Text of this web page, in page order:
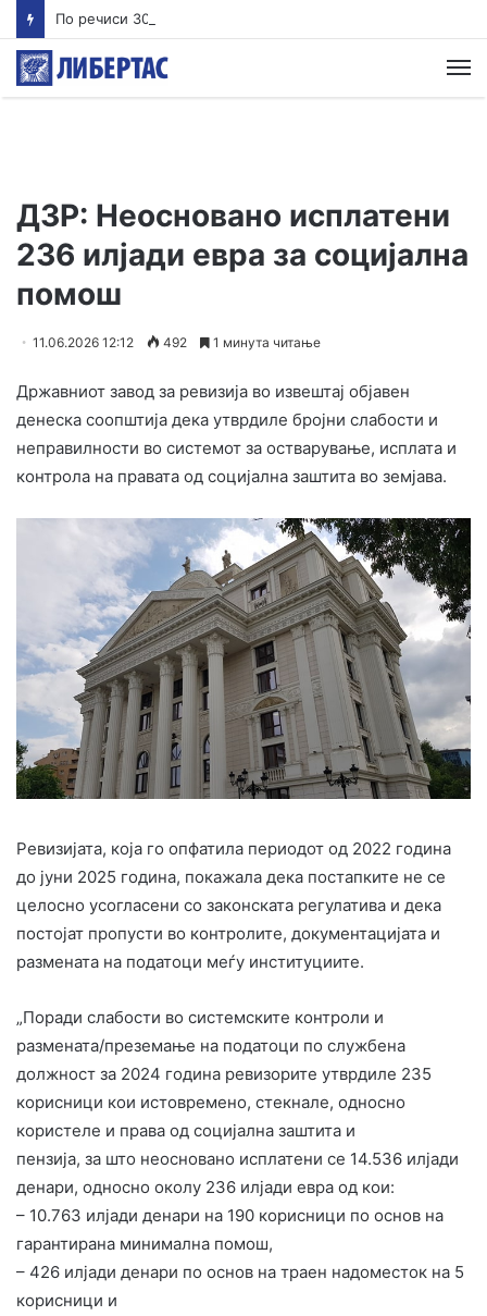
ДЗР: Неосновано исплатени
236 илјади евра за социјална
помош
11.06.2026 12:12 492 1 минута читање
Државниот завод за ревизија во извештај објавен
денеска соопштија дека утврдиле бројни слабости и
неправилности во системот за остварување, исплата и
контрола на правата од социјална заштита во земјава.
Ревизијата, која го опфатила периодот од 2022 година
до јуни 2025 година, покажала дека постапките не се
целосно усогласени со законската регулатива и дека
постојат пропусти во контролите, документацијата и
размената на податоци меѓу институциите.
„Поради слабости во системските контроли и
размената/преземање на податоци по службена
должност за 2024 година ревизорите утврдиле 235
корисници кои истовремено, стекнале, односно
користеле и права од социјална заштита и
пензија, за што неосновано исплатени се 14.536 илјади
денари, односно околу 236 илјади евра од кои:
– 10.763 илјади денари на 190 корисници по основ на
гарантирана минимална помош,
– 426 илјади денари по основ на траен надоместок на 5
корисници и